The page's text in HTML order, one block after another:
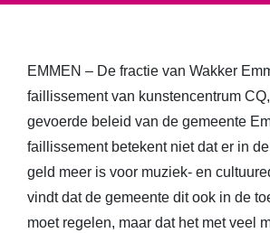
EMMEN – De fractie van Wakker
faillissement van kunstencentrum
gevoerde beleid van de gemeente
faillissement betekent niet dat er in
geld meer is voor muziek- en
vindt dat de gemeente dit ook in de
moet regelen, maar dat het met veel